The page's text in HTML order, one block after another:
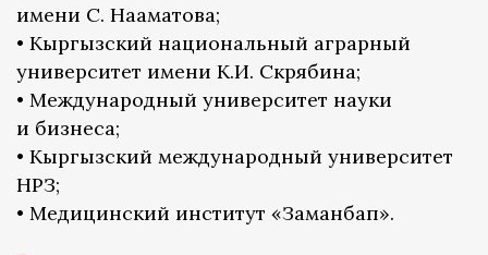
имени С. Нааматова;
• Кыргызский национальный аграрный
университет имени К.И. Скрябина;
• Международный университет науки
и бизнеса;
• Кыргызский международный университет
НРЗ;
• Медицинский институт «Заманбап».